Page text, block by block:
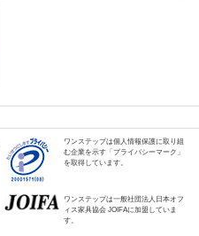
ワンステップは個人情報保護に取り組
む企業を示す「プライバシーマーク」
を取得しています。
ワンステップは一般社団法人日本オフ
ィス家具協会 JOIFAに加盟していま
す。